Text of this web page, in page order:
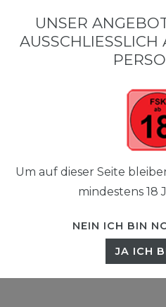
UNSER
AUSSCHLIESSLICH
Um auf dieser Seite
mindestens 18
NEIN ICH BIN
JA ICH